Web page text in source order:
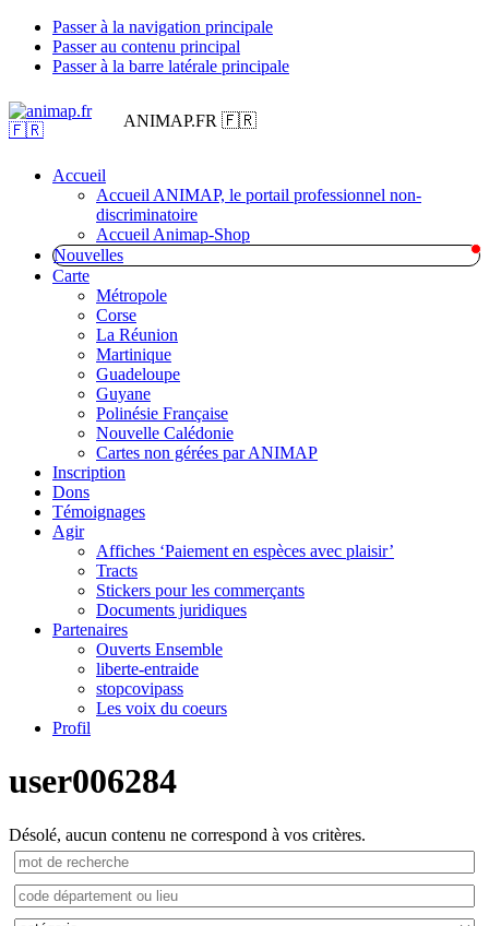
Passer à la navigation principale
Passer au contenu principal
Passer à la barre latérale principale
ANIMAP.FR 🇫🇷
Accueil
Accueil ANIMAP, le portail professionnel non-
discriminatoire
Accueil Animap-Shop
Nouvelles
Carte
Métropole
Corse
La Réunion
Martinique
Guadeloupe
Guyane
Polinésie Française
Nouvelle Calédonie
Cartes non gérées par ANIMAP
Inscription
Dons
Témoignages
Agir
Affiches ‘Paiement en espèces avec plaisir’
Tracts
Stickers pour les commerçants
Documents juridiques
Partenaires
Ouverts Ensemble
liberte-entraide
stopcovipass
Les voix du coeurs
Profil
user006284
Désolé, aucun contenu ne correspond à vos critères.